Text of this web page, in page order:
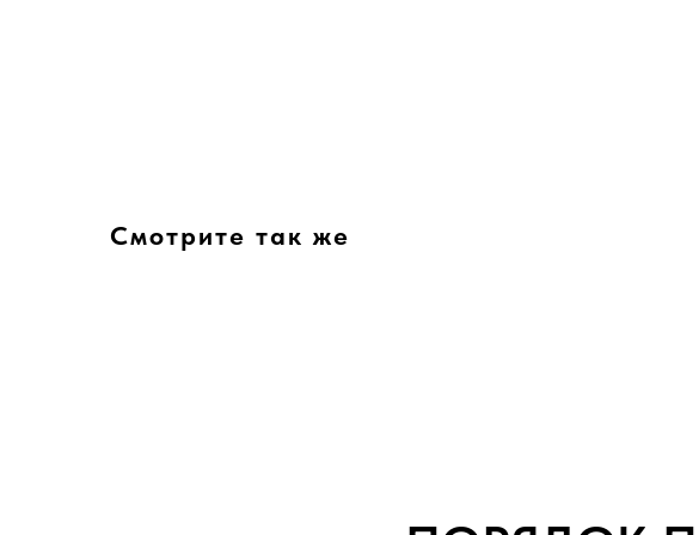
Смотрите так же